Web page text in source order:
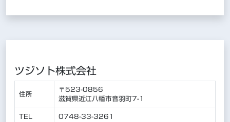
ツジソト株式会社
住所
〒523-0856
滋賀県近江八幡市音羽町7-1
TEL 0748-33-3261